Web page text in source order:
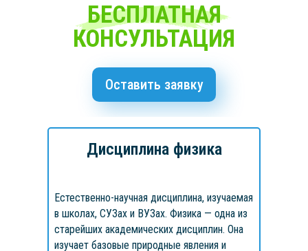
БЕСПЛАТНАЯ
КОНСУЛЬТАЦИЯ
Оставить заявку
Естественно-научная дисциплина, изучаемая
в школах, СУЗах и ВУЗах. Физика — одна из
старейших академических дисциплин. Она
изучает базовые природные явления и
Дисциплина физика